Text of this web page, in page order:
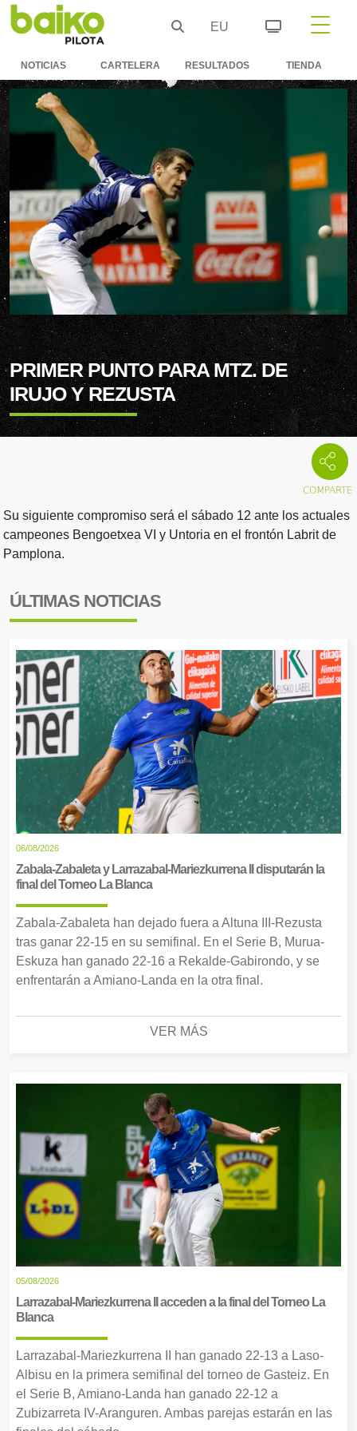
EU
NOTICIAS CARTELERA RESULTADOS TIENDA
PRIMER PUNTO PARA MTZ. DE
IRUJO Y REZUSTA
Su siguiente compromiso será el sábado 12 ante los actuales
campeones Bengoetxea VI y Untoria en el frontón Labrit de
Pamplona.
ÚLTIMAS NOTICIAS
06/08/2026
Zabala-Zabaleta y Larrazabal-Mariezkurrena II disputarán la
final del Torneo La Blanca
Zabala-Zabaleta han dejado fuera a Altuna III-Rezusta
tras ganar 22-15 en su semifinal. En el Serie B, Murua-
Eskuza han ganado 22-16 a Rekalde-Gabirondo, y se
enfrentarán a Amiano-Landa en la otra final.
VER MÁS
05/08/2026
Larrazabal-Mariezkurrena II acceden a la final del Torneo La
Blanca
Larrazabal-Mariezkurrena II han ganado 22-13 a Laso-
Albisu en la primera semifinal del torneo de Gasteiz. En
el Serie B, Amiano-Landa han ganado 22-12 a
Zubizarreta IV-Aranguren. Ambas parejas estarán en las